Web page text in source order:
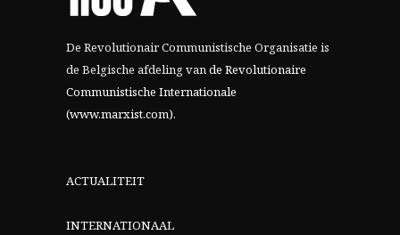
De Revolutionair Communistische Organisatie is
de Belgische afdeling vande Revolutionaire
Communistische Internationale
(www.marxist.com).
ACTUALITEIT
INTERNATIONAAL